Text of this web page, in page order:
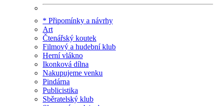
* Připomínky a návrhy
Art
Čtenářský koutek
Filmový a hudební klub
Herní vlákno
Ikonková dílna
Nakupujeme venku
Pindárna
Publicistika
Sběratelský klub